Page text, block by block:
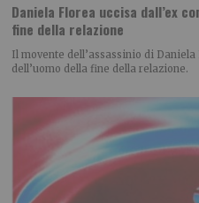
Daniela Florea uccisa dall’ex
fine della relazione
Il movente dell’assassinio di
dell’uomo della fine della relazione.